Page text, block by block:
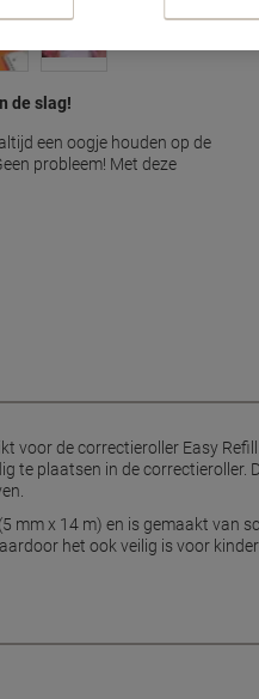
de slag!
een oogje houden op de
probleem! Met deze
voor de correctieroller Easy
te plaatsen in de
mm x 14 m) en is gemaakt
het ook veilig is voor